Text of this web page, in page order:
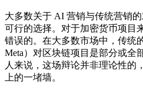
大多数关于 AI 营销与传统营销
可行的选择。对于加密货币项目
错误的。在大多数市场中，传统
Meta）对区块链项目是部分或全
人来说，这场辩论并非理论性的
上的一堵墙。